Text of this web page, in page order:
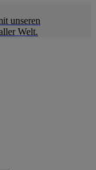
unseren
Welt.